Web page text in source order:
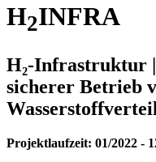
H2INFRA
H₂-Infrastruktur
sicherer Betrieb
Projektlaufzeit: 01/2022 -